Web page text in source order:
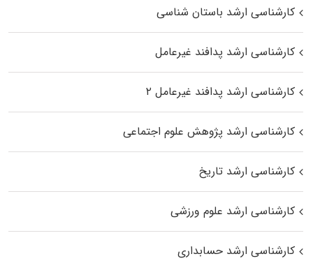
کارشناسی ارشد باستان شناسی
کارشناسی ارشد پدافند غیرعامل
کارشناسی ارشد پدافند غیرعامل ۲
کارشناسی ارشد پژوهش علوم اجتماعی
کارشناسی ارشد تاریخ
کارشناسی ارشد علوم ورزشی
کارشناسی ارشد حسابداری